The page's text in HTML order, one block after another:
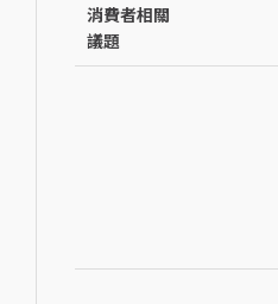
消費者相關
議題